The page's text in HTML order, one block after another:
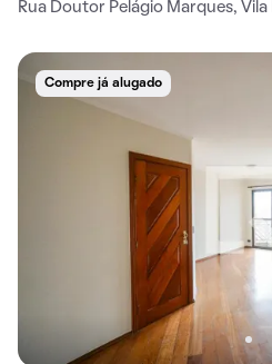
Rua Doutor Pelágio Marques, Vila
Compre já alugado